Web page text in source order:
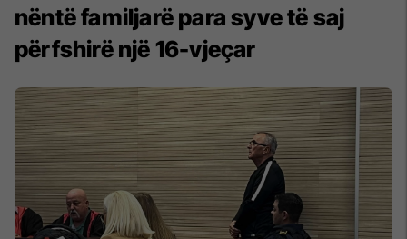
nëntë familjarë para syve të saj
përfshirë një 16-vjeçar